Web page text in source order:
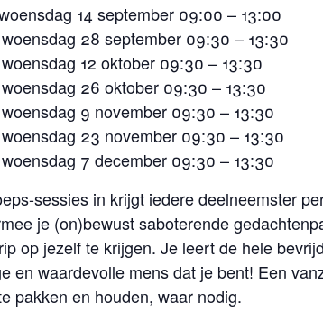
14 september 09:00 – 13:00
28 september 09:30 – 13:30
12 oktober 09:30 – 13:30
26 oktober 09:30 – 13:30
9 november 09:30 – 13:30
23 november 09:30 – 13:30
7 december 09:30 – 13:30
sessies in krijgt iedere deelneemster
je (on)bewust saboterende
op jezelf te krijgen. Je leert de hele
en waardevolle mens dat je bent! Een
pakken en houden, waar nodig.